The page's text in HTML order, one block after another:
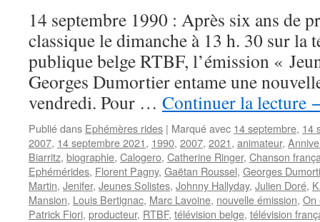
14 septembre 1990 : Après six ans de
classique le dimanche à 13 h. 30 sur la
publique belge RTBF, l’émission «
Georges Dumortier entame une
vendredi. Pour … Continuer la lecture
Publié dans Ephémères rides | Marqué avec 14 septembre, 14
2007, 14 septembre 2021, 1990, 2007, 2021, animateur,
Biarritz, biographie, Calogero, Catherine Ringer, Chanson
Ephémérides, Florent Pagny, Gaëtan Roussel, Georges
Martin, Jenifer, Jeunes Solistes, Johnny Hallyday, Julien Doré,
Mansion, Louis Bertignac, Marc Lavoine, nouvelle émission, On
Patrick Fiori, producteur, RTBF, télévision belge, télévision